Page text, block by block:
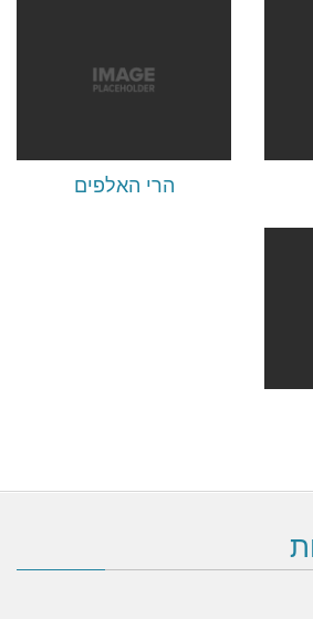
הרי האלפים